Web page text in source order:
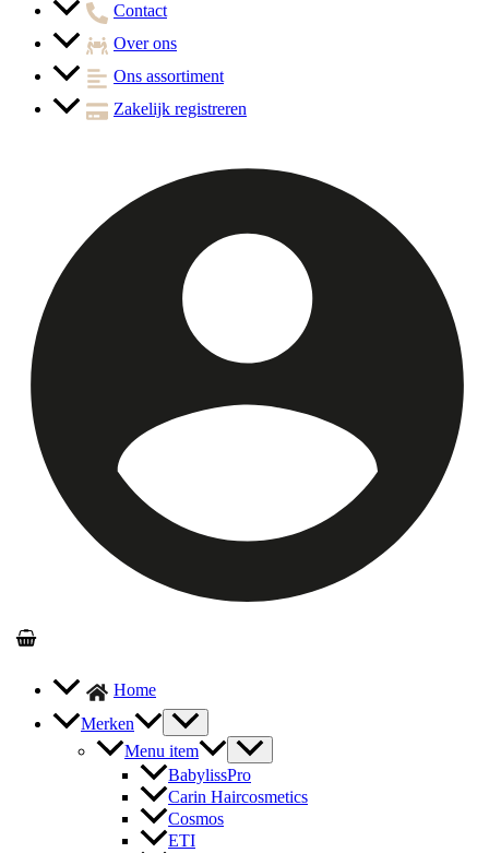
Contact
Over ons
Ons assortiment
Zakelijk registreren
Home
Merken
Menu item
BabylissPro
Carin Haircosmetics
Cosmos
ETI